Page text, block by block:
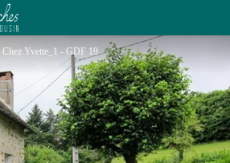
Chez Yvette_1 - GDF 19